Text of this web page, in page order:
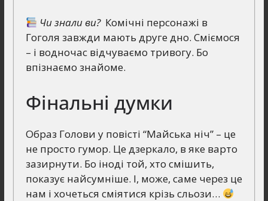
Чи знали ви?Комічні персонажі в
Гоголя завжди мають друге дно. Сміємося
– і водночас відчуваємо тривогу. Бо
впізнаємо знайоме.
Фінальні думки
Образ Голови у повісті “Майська ніч” – це
не просто гумор. Це дзеркало, в яке варто
зазирнути. Бо іноді той, хто смішить,
показує найсумніше. І, може, саме через це
нам і хочеться сміятися крізь сльози…